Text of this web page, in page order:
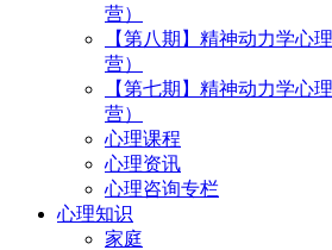
营）
【第八期】精神动力学心
营）
【第七期】精神动力学心
营）
心理课程
心理资讯
心理咨询专栏
心理知识
家庭